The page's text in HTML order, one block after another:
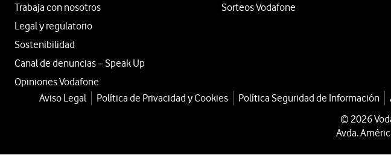
Trabaja con nosotros
Legal y regulatorio
Sostenibilidad
Canal de denuncias – Speak Up
Opiniones Vodafone
Sorteos Vodafone
Aviso Legal Política de Privacidad y Cookies Política Seguridad de Información
© 2026
Avda.